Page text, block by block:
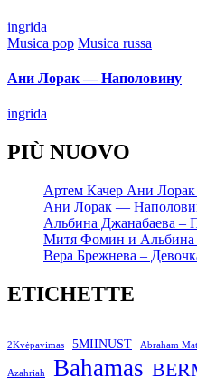
Posted
by
ingrida
Posted
Musica pop Musica russa
Ани Лорак — Наполовину
Posted
ingrida
PIÙ NUOVO
Артем Качер Ани
Ани Лорак —
Альбина Джанабаева –
Митя Фомин и Альбина
Вера Брежнева –
ETICHETTE
2Kvėpavimas 5MIINUST Abraham
Azahriah Bahamas